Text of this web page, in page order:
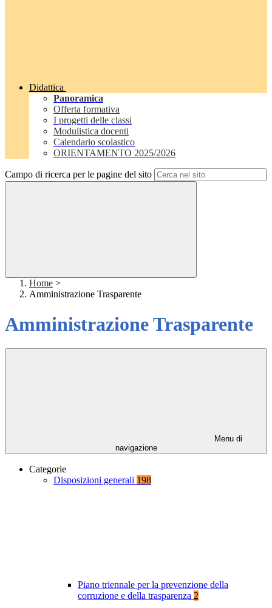
Didattica
Panoramica
Offerta formativa
I progetti delle classi
Modulistica docenti
Calendario scolastico
ORIENTAMENTO 2025/2026
Campo di ricerca per le pagine del sito
Home >
Amministrazione Trasparente
Amministrazione Trasparente
Menu di
navigazione
Categorie
Disposizioni generali 198
Piano triennale per la prevenzione della
corruzione e della trasparenza 2